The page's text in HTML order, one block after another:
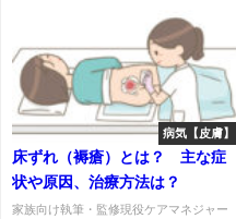
病気【皮膚】
床ずれ（褥瘡）とは？ 主な症
状や原因、治療方法は？
家族向け執筆・監修現役ケアマネジャー